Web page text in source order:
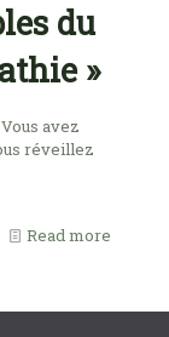
du
»
avez
réveillez
Read more